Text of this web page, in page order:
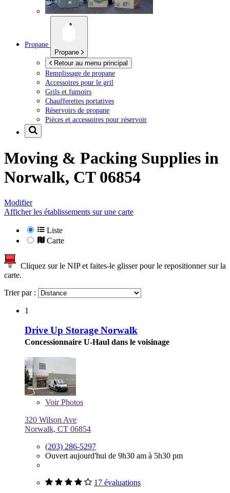
Propane
Propane
Retour au menu principal
Remplissage de propane
Accessoires pour le gril
Grils et fumoirs
Chaufferettes portatives
Réservoirs de propane
Pièces et accessoires pour réservoir
Moving & Packing Supplies in
Norwalk, CT 06854
Modifier
Afficher les établissements sur une carte
Liste
Carte
Cliquez sur le NIP et faites-le glisser pour le repositionner sur la
carte.
Trier par :
1
Drive Up Storage Norwalk
Concessionnaire U-Haul dans le voisinage
VoirPhotos
320 Wilson Ave
Norwalk, CT 06854
(203) 286-5297
Ouvert aujourd'hui de 9h30 am à 5h30 pm
17 évaluations